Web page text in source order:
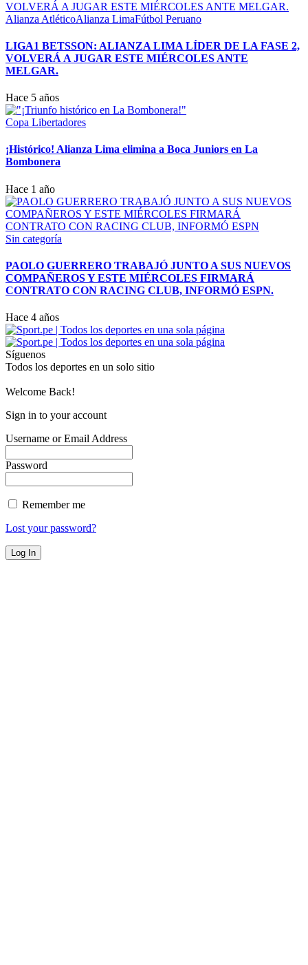
Alianza AtléticoAlianza LimaFútbol Peruano
LIGA1 BETSSON: ALIANZA LIMA LÍDER DE LA FASE 2,
VOLVERÁ A JUGAR ESTE MIÉRCOLES ANTE
MELGAR.
Hace 5 años
Copa Libertadores
¡Histórico! Alianza Lima elimina a Boca Juniors en La
Bombonera
Hace 1 año
Sin categoría
PAOLO GUERRERO TRABAJÓ JUNTO A SUS NUEVOS
COMPAÑEROS Y ESTE MIÉRCOLES FIRMARÁ
CONTRATO CON RACING CLUB, INFORMÓ ESPN.
Hace 4 años
Síguenos
Todos los deportes en un solo sitio
Welcome Back!
Sign in to your account
Username or Email Address
Password
Remember me
Lost your password?